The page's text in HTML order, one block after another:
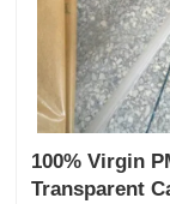
100% Virgin
Transparent